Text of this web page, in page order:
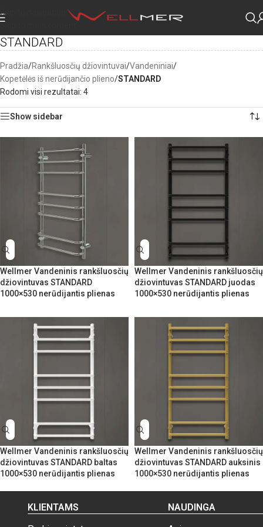
Skip to navigation
STANDARD
Pradžia/Rankšluosčių džiovintuvai/Vandeniniai/
Kopetėlės iš nerūdijančio plieno/STANDARD
Rodomi visi rezultatai: 4
Show sidebar
Wellmer Vandeninis rankšluosčių
džiovintuvas STANDARD
1000×530 nerūdijantis plienas
Wellmer Vandeninis rankšluosčių
džiovintuvas STANDARD juodas
1000×530 nerūdijantis plienas
Wellmer Vandeninis rankšluosčių
džiovintuvas STANDARD baltas
1000×530 nerūdijantis plienas
Wellmer Vandeninis rankšluosčių
džiovintuvas STANDARD auksinis
1000×530 nerūdijantis plienas
KLIENTAMS
NAUDINGA